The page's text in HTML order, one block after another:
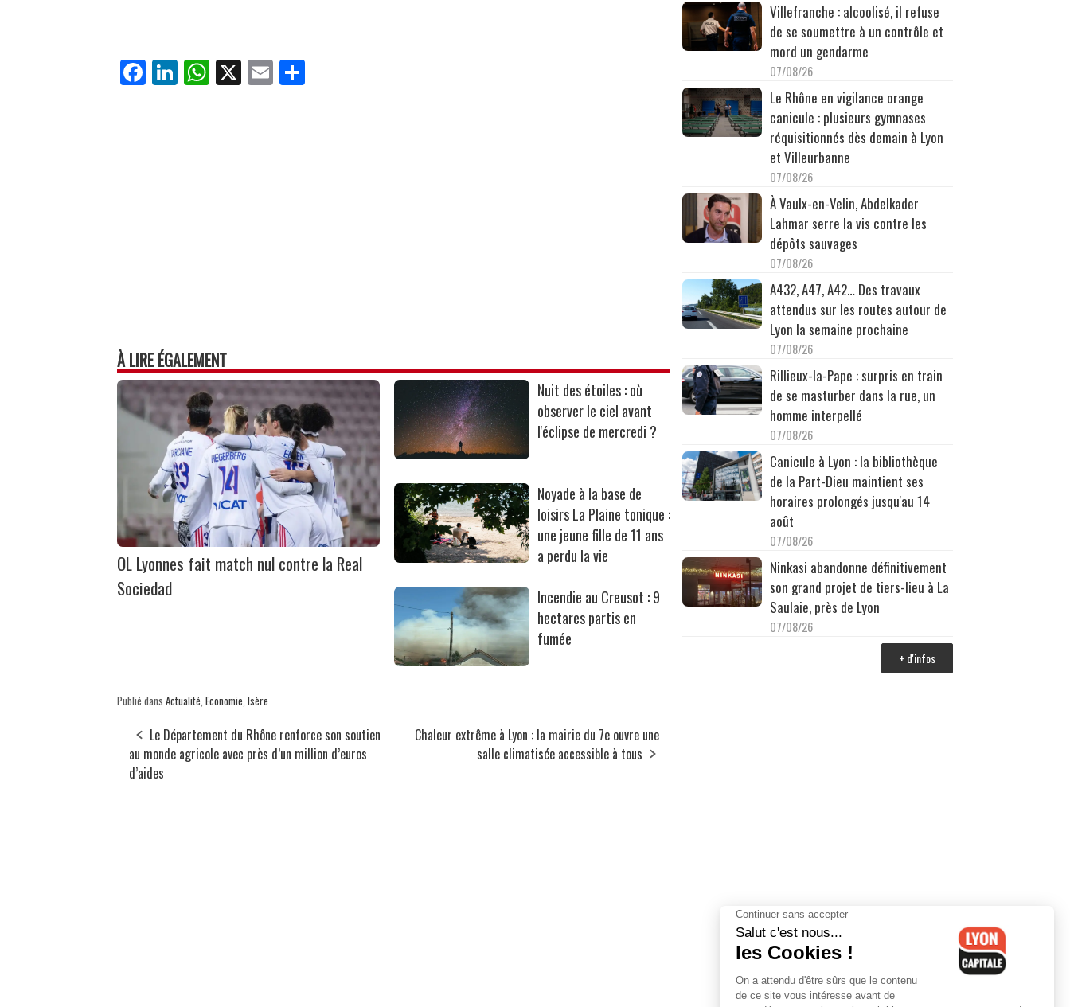
Fa
ce
Li
nk
W
ha
X E
m
À LIRE ÉGALEMENT
OL Lyonnes fait match nul contre la Real
Sociedad
Nuit des étoiles : où
observer le ciel avant
l'éclipse de mercredi ?
Noyade à la base de
loisirs La Plaine tonique :
une jeune fille de 11 ans
a perdu la vie
Incendie au Creusot : 9
hectares partis en
fumée
Publié dans Actualité Economie Isère
Le Département du Rhône renforce son soutien
au monde agricole avec près d’un million d’euros
d’aides
Chaleur extrême à Lyon : la mairie du 7e ouvre une
salle climatisée accessible à tous
Villefranche : alcoolisé, il refuse
de se soumettre à un contrôle et
mord un gendarme
07/08/26
Le Rhône en vigilance orange
canicule : plusieurs gymnases
réquisitionnés dès demain à Lyon
et Villeurbanne
07/08/26
À Vaulx-en-Velin, Abdelkader
Lahmar serre la vis contre les
dépôts sauvages
07/08/26
A432, A47, A42… Des travaux
attendus sur les routes autour de
Lyon la semaine prochaine
07/08/26
Rillieux-la-Pape : surpris en train
de se masturber dans la rue, un
homme interpellé
07/08/26
Canicule à Lyon : la bibliothèque
de la Part-Dieu maintient ses
horaires prolongés jusqu'au 14
août
07/08/26
Ninkasi abandonne définitivement
son grand projet de tiers-lieu à La
Saulaie, près de Lyon
07/08/26
+ d'infos